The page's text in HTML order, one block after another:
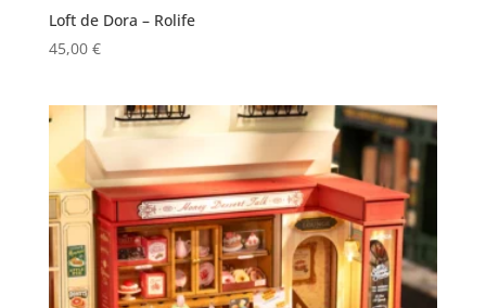
Loft de Dora – Rolife
45,00 €